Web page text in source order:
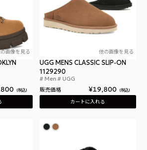
画像を見る
アグ ウィメンズ ブルックリン ハイカー 防水スエ
税込
他の画像を見る
UGG MENS CLASSIC SLIP-ON
1129290
Men UGG
販売価格 ¥19,800 税込
カートに入れる